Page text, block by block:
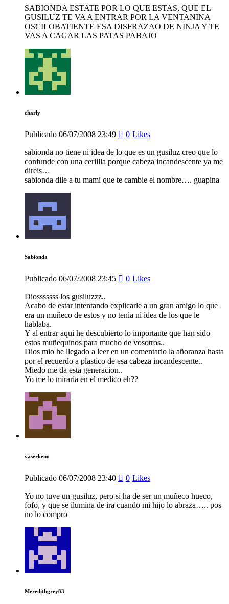
SABIONDA ESTATE POR LO QUE ESTAS, QUE EL
GUSILUZ TE VA A ENTRAR POR LA VENTANINA
OSCILOBATIENTE ESA DISFRAZAO DE NINJA Y TE
VAS A CAGAR LAS PATAS PABAJO
charly
Publicado 06/07/2008 23:49 0 Likes
sabionda no tiene ni idea de lo que es un gusiluz creo que lo
confunde con una cerlilla porque cabeza incandescente ya me
direis…
sabionda dile a tu mami que te cambie el nombre…. guapina
Sabionda
Publicado 06/07/2008 23:45 0 Likes
Diosssssss los gusiluzzz..
Acabo de estar intentando explicarle a un gran amigo lo que
era un muñeco de estos y no tenia ni idea de los que le
hablaba.
Y al entrar aqui he descubierto lo importante que han sido
estos muñequinos para mucho de vosotros..
Dios mio he llegado a leer en un comentario la añoranza hasta
por el recuerdo a plastico de esa cabeza incandescente..
Miedo me da esta generacion..
Yo me lo miraria en el medico eh??
vaserkeno
Publicado 06/07/2008 23:40 0 Likes
Yo no tuve un gusiluz, pero si ha de ser un muñeco hueco,
fofo, y que se ilumina de ira cuando mi hijo lo abraza….. pos
no lo compro
Meredithgrey83